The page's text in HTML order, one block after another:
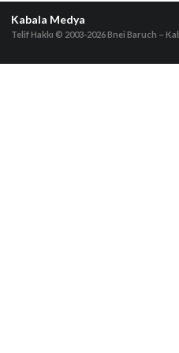
Kabala Medya
Telif Hakkı © 2003-2026Bnei Baruch –